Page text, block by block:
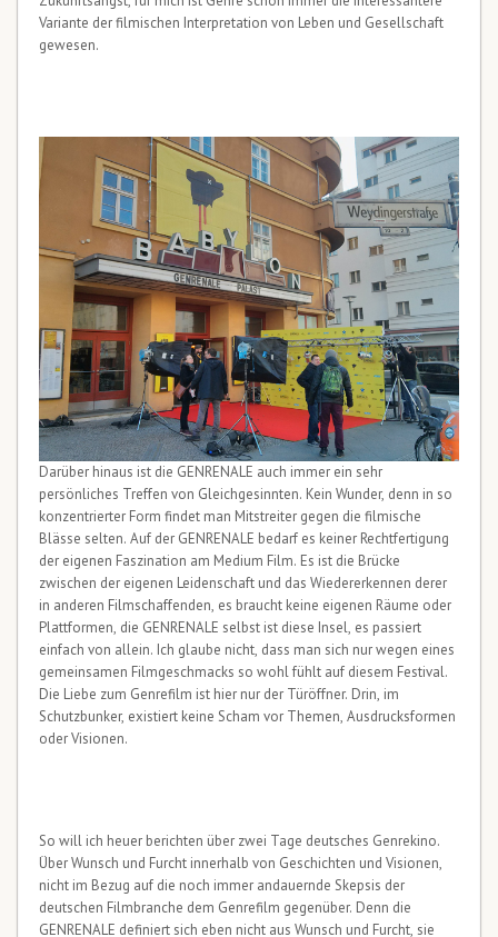
Variante der filmischen Interpretation von Leben und Gesellschaft
gewesen.
Darüber hinaus ist die GENRENALE auch immer ein sehr
persönliches Treffen von Gleichgesinnten. Kein Wunder, denn in so
konzentrierter Form findet man Mitstreiter gegen die filmische
Blässe selten. Auf der GENRENALE bedarf es keiner Rechtfertigung
der eigenen Faszination am Medium Film. Es ist die Brücke
zwischen der eigenen Leidenschaft und das Wiedererkennen derer
in anderen Filmschaffenden, es braucht keine eigenen Räume oder
Plattformen, die GENRENALE selbst ist diese Insel, es passiert
einfach von allein. Ich glaube nicht, dass man sich nur wegen eines
gemeinsamen Filmgeschmacks so wohl fühlt auf diesem Festival.
Die Liebe zum Genrefilm ist hier nur der Türöffner. Drin, im
Schutzbunker, existiert keine Scham vor Themen, Ausdrucksformen
oder Visionen.
So will ich heuer berichten über zwei Tage deutsches Genrekino.
Über Wunsch und Furcht innerhalb von Geschichten und Visionen,
nicht im Bezug auf die noch immer andauernde Skepsis der
deutschen Filmbranche dem Genrefilm gegenüber. Denn die
GENRENALE definiert sich eben nicht aus Wunsch und Furcht, sie